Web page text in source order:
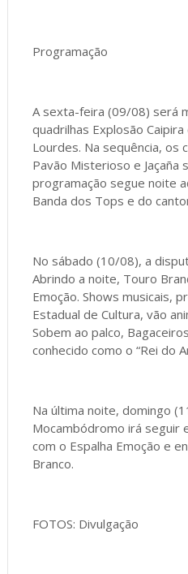
Programação
A sexta-feira (09/08) será
quadrilhas Explosão
Lourdes. Na sequência, os
Pavão Misterioso e Jaçaña
programação segue noite
Banda dos Tops e do
No sábado (10/08), a
Abrindo a noite, Touro
Emoção. Shows musicais,
Estadual de Cultura, vão
Sobem ao palco,
conhecido como o “Rei do
Na última noite, domingo
Mocambódromo irá seguir
com o Espalha Emoção e
Branco.
FOTOS: Divulgação